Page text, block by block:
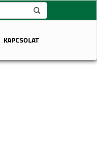
KAPCSOLAT